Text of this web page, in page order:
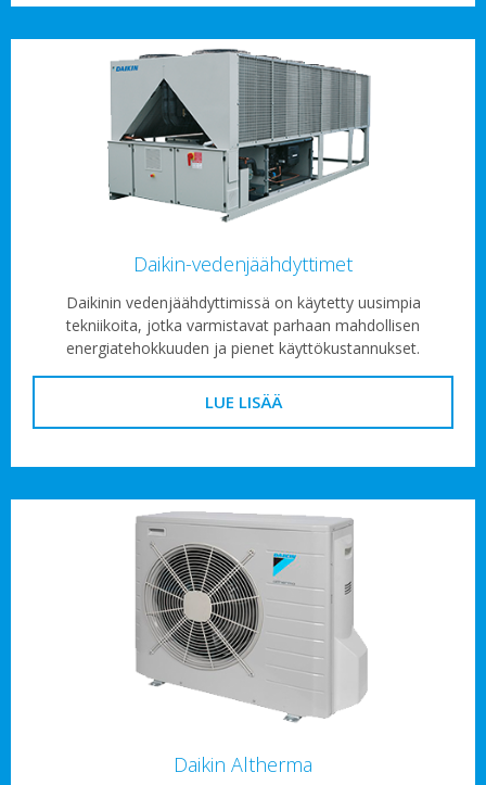
Daikin-vedenjäähdyttimet
Daikinin vedenjäähdyttimissä on käytetty uusimpia
tekniikoita, jotka varmistavat parhaan mahdollisen
energiatehokkuuden ja pienet käyttökustannukset.
LUE LISÄÄ
Daikin Altherma